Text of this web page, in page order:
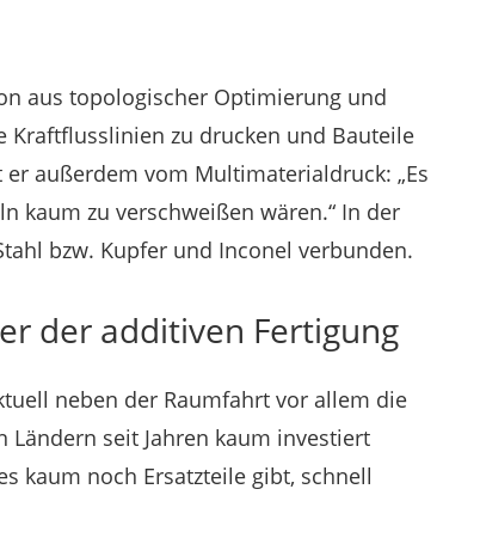
aus topologischer Optimierung und
Kraftflusslinien zu drucken und Bauteile
außerdem vom Multimaterialdruck: „Es
kaum zu verschweißen wären.“ In der
bzw. Kupfer und Inconel verbunden.
der additiven Fertigung
neben der Raumfahrt vor allem die
seit Jahren kaum investiert
kaum noch Ersatzteile gibt, schnell